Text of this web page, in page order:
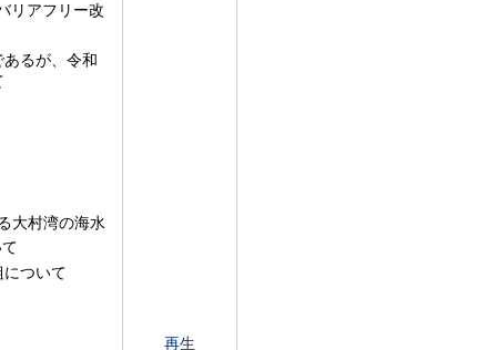
リアフリー改
るが、令和
大村湾の海水
ついて
再生